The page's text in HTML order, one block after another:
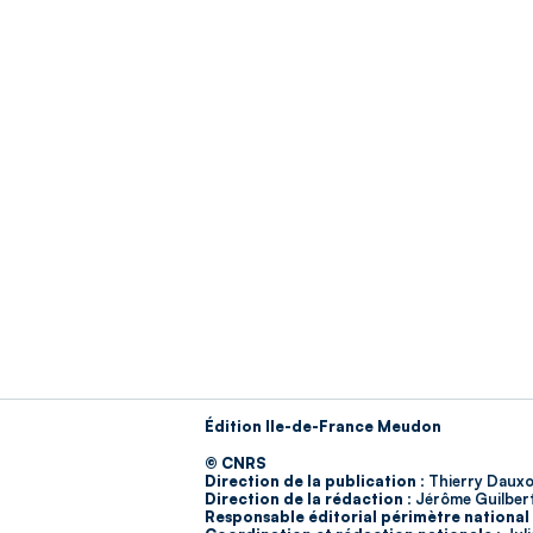
Édition Ile-de-France Meudon
© CNRS
Direction de la publication : Thierry
Direction de la rédaction : Jérôme
Responsable éditorial périmètre national